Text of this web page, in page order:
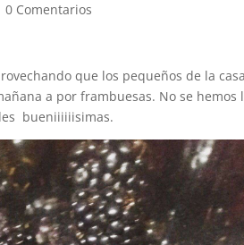
0 Comentarios
que los pequeños de la
a por frambuesas. No se
bueniiiiiisimas.